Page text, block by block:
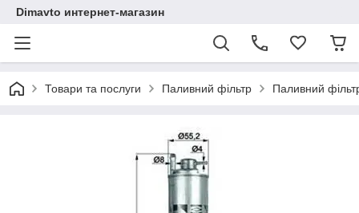
Dimavto интернет-магазин
Товари та послуги Паливний фільтр Паливний